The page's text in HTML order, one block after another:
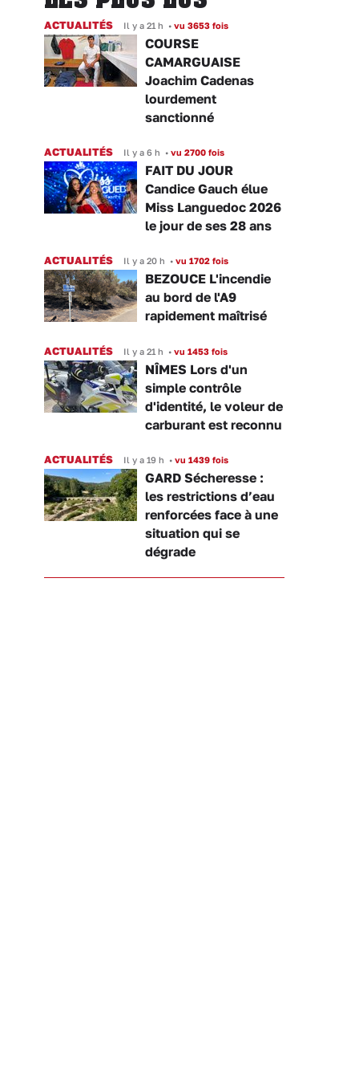
ACTUALITÉS Il y a 21 h • vu 3653 fois
COURSE
CAMARGUAISE
Joachim Cadenas
lourdement
sanctionné
ACTUALITÉS Il y a 6 h • vu 2700 fois
FAIT DU JOUR
Candice Gauch élue
Miss Languedoc 2026
le jour de ses 28 ans
ACTUALITÉS Il y a 20 h • vu 1702 fois
BEZOUCE L'incendie
au bord de l'A9
rapidement maîtrisé
ACTUALITÉS Il y a 21 h • vu 1453 fois
NÎMES Lors d'un
simple contrôle
d'identité, le voleur de
carburant est reconnu
ACTUALITÉS Il y a 19 h • vu 1439 fois
GARD Sécheresse :
les restrictions d’eau
renforcées face à une
situation qui se
dégrade